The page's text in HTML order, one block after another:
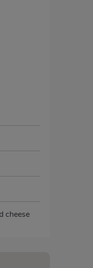
cheese